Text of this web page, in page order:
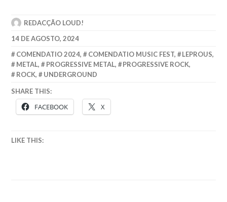
REDACÇÃO LOUD!
14 DE AGOSTO, 2024
COMENDATIO 2024, COMENDATIO MUSIC FEST, LEPROUS,
METAL, PROGRESSIVE METAL, PROGRESSIVE ROCK,
ROCK, UNDERGROUND
SHARE THIS:
FACEBOOK X
LIKE THIS: